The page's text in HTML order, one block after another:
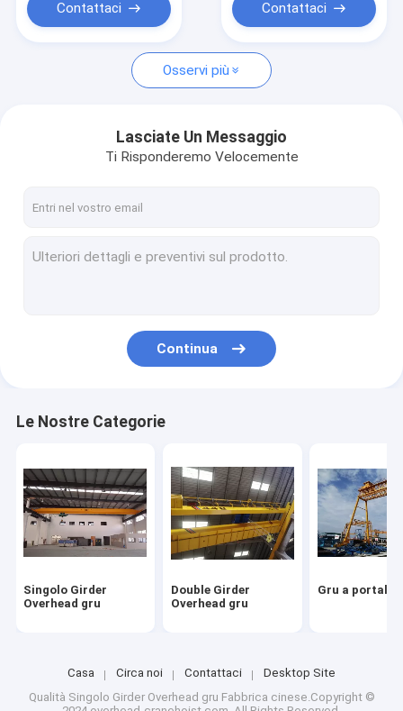
Forma Traveller
Paranco a catena manuale
Sistema del festone della pista di C
Contattaci Contattaci
Osservi più
Lasciate Un Messaggio
Ti Risponderemo Velocemente
Continua
Le Nostre Categorie
Singolo Girder
Overhead gru
Double Girder
Overhead gru
Gru a portale
Casa Circa noi Contattaci
Desktop Site
Qualità Singolo Girder Overhead gru Fabbrica cinese.Copyright ©